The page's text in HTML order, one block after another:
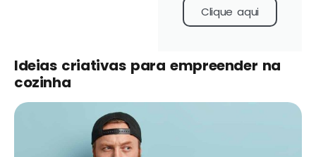
Clique aqui
Ideias criativas para empreender na
cozinha